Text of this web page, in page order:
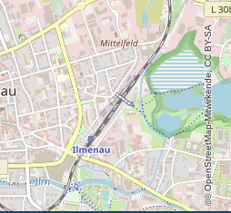
© OpenStreetMap-Mitwirkende, CC BY-SA